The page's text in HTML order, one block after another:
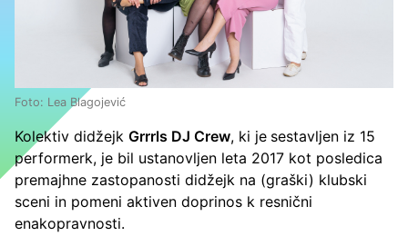
Foto: Lea Blagojević
Kolektiv didžejk Grrrls DJ Crew, ki je sestavljen iz 15
performerk, je bil ustanovljen leta 2017 kot posledica
premajhne zastopanosti didžejk na (graški) klubski
sceni in pomeni aktiven doprinos k resnični
enakopravnosti.